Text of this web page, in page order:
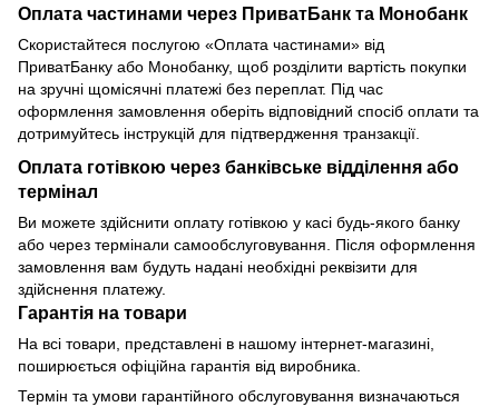
Оплата частинами через ПриватБанк та Монобанк
Скористайтеся послугою «Оплата частинами» від
ПриватБанку або Монобанку, щоб розділити вартість покупки
на зручні щомісячні платежі без переплат. Під час
оформлення замовлення оберіть відповідний спосіб оплати та
дотримуйтесь інструкцій для підтвердження транзакції.
Оплата готівкою через банківське відділення або
термінал
Ви можете здійснити оплату готівкою у касі будь-якого банку
або через термінали самообслуговування. Після оформлення
замовлення вам будуть надані необхідні реквізити для
здійснення платежу.
Гарантія на товари
На всі товари, представлені в нашому інтернет-магазині,
поширюється офіційна гарантія від виробника.
Термін та умови гарантійного обслуговування визначаються